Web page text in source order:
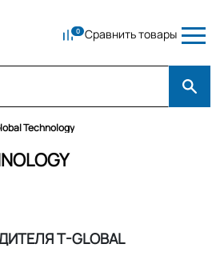
Сравнить товары
Technology
T-GLOBAL